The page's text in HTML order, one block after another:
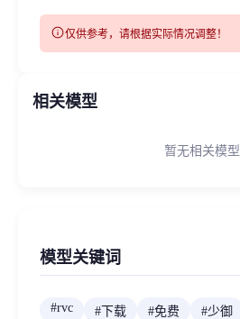
info仅供参考，请根据实际情况调整！
相关模型
暂无相关模型
模型关键词
#rvc #下载 #免费 #少御